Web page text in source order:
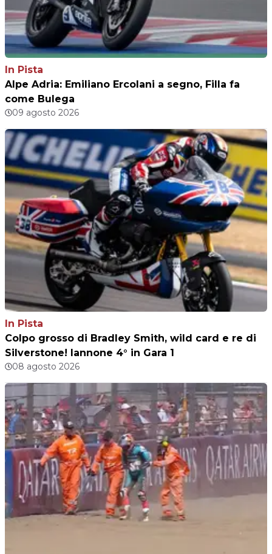
In Pista
Alpe Adria: Emiliano Ercolani a segno, Filla fa
come Bulega
09 agosto 2026
In Pista
Colpo grosso di Bradley Smith, wild card e re di
Silverstone! Iannone 4° in Gara 1
08 agosto 2026